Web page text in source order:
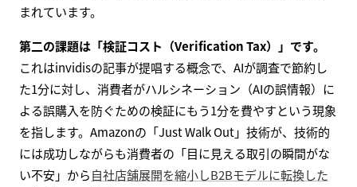
まれています。
第二の課題は「検証コスト（Verification Tax）」です。
これはinvidisの記事が提唱する概念で、AIが調査で節約し
た1分に対し、消費者がハルシネーション（AIの誤情報）に
よる誤購入を防ぐための検証にもう1分を費やすという現象
を指します。Amazonの「Just Walk Out」技術が、技術的
には成功しながらも消費者の「目に見える取引の瞬間がな
い不安」から自社店舗展開を縮小しB2Bモデルに転換した